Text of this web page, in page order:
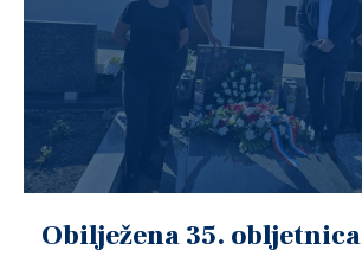
Obilježena 35. obljetnica